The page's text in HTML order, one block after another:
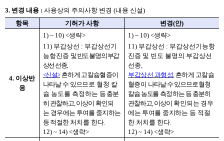
3. 변경 내용 : 사용상의 주의사항 변경 (내용 신설)
항목
기허가 사항 변경(안)
4. 이상반
응
1) ~ 10) <생략>
11) 부갑상선 : 부갑상선기
능항진증 및 빈도 불명의 부갑
상선 선종,
<신설> 흔하게 고칼슘혈증이
나타날 수 있으므로 혈청 칼
슘 농도를 측정하는 등 충분
히 관찰하고,이상이 확인되
는 경우에는 투여를 중지하는
등 적절한 처치를 한다.
12) ~ 14) <생략>
1) ~ 10) <생략>
11) 부갑상선 : 부갑상선기능항
진증 및 빈도 불명의 부갑상선
선종,
부갑상선 과형성, 흔하게 고칼슘
혈증이 나타날 수 있으므로 혈청
칼슘 농도를 측정하는 등 충분히
관찰하고,이상이 확인되는 경우
에는 투여를 중지하는 등 적절
한 처치를 한다.
12) ~ 14) <생략>